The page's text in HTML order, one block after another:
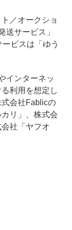
／オークショ
送サービス」
ビスは「ゆう
インターネッ
利用を想定し
会社Fablicの
リ」、株式会
社「ヤフオ